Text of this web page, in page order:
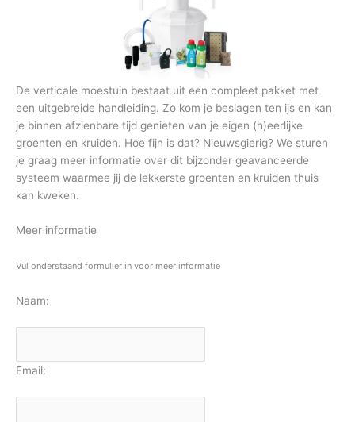
De verticale moestuin bestaat uit een compleet pakket met
een uitgebreide handleiding. Zo kom je beslagen ten ijs en kan
je binnen afzienbare tijd genieten van je eigen (h)eerlijke
groenten en kruiden. Hoe fijn is dat? Nieuwsgierig? We sturen
je graag meer informatie over dit bijzonder geavanceerde
systeem waarmee jij de lekkerste groenten en kruiden thuis
kan kweken.
Meer informatie
Vul onderstaand formulier in voor meer informatie
Naam:
Email: